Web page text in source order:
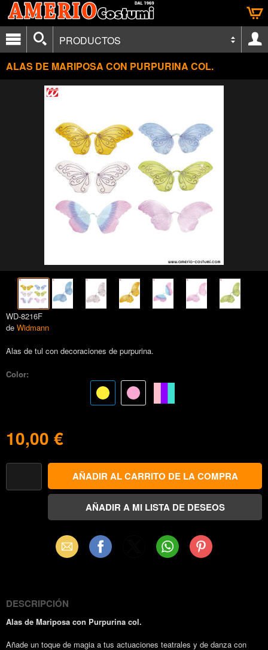
PRODUCTOS
ALAS DE MARIPOSA CON PURPURINA COL.
WD-8216F
de Widmann
Alas de tul con decoraciones de purpurina.
Color:
10,00 €
Email Facebook WhatsAppPinterest
DESCRIPCIÓN
Alas de Mariposa con Purpurina col.
Añade un toque de magia a tus actuaciones teatrales y de danza con